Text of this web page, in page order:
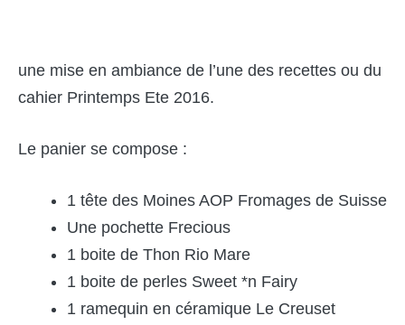
une mise en ambiance de l’une des recettes ou du
cahier Printemps Ete 2016.
Le panier se compose :
1 tête des Moines AOP Fromages de Suisse
Une pochette Frecious
1 boite de Thon Rio Mare
1 boite de perles Sweet *n Fairy
1 ramequin en céramique Le Creuset